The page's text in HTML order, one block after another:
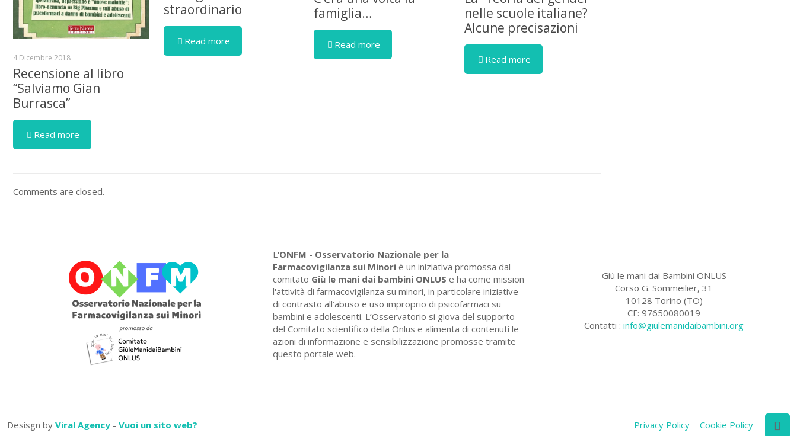
4 Dicembre 2018
Recensione al libro
“Salviamo Gian
Burrasca”
Read more
straordinario
Read more
famiglia…
Read more
nelle scuole italiane?
Alcune precisazioni
Read more
Comments are closed.
L'ONFM - Osservatorio Nazionale per la
Farmacovigilanza sui Minori è un iniziativa promossa dal
comitato Giù le mani dai bambini ONLUS e ha come mission
l'attività di farmacovigilanza su minori, in particolare iniziative
di contrasto all’abuso e uso improprio di psicofarmaci su
bambini e adolescenti. L’Osservatorio si giova del supporto
del Comitato scientifico della Onlus e alimenta di contenuti le
azioni di informazione e sensibilizzazione promosse tramite
questo portale web.
Giù le mani dai Bambini ONLUS
Corso G. Sommeilier, 31
10128 Torino (TO)
CF: 97650080019
Contatti :info@giulemanidaibambini.org
Desisgn by Viral Agency - Vuoi un sito web? Privacy Policy Cookie Policy